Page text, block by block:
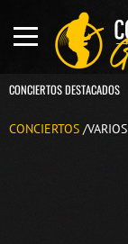
CONCIERTOS DESTACADOS
CONCIERTOS /VARIOS